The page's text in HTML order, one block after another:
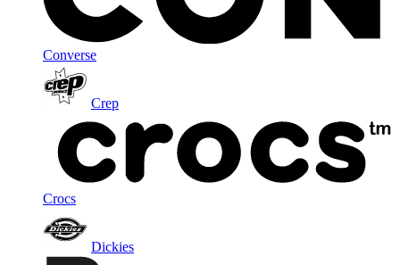
Converse
Crep
Crocs
Dickies